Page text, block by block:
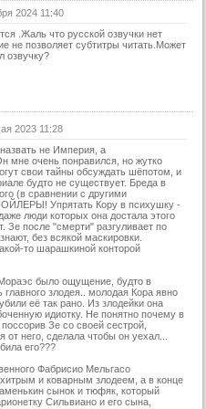
2024 11:40
.Жаль что русской озвучки нет
не позволяет субтитры читать.Может
озвучку?
2023 11:28
не Империя, а
мне очень понравился, но жутко
свои тайны обсуждать шёпотом, и
будто не существует. Бреда в
(в сравнении с другими
Упрятать Кору в психушку -
люди которых она достала этого
Зе после "смерти" разгуливает по
без всякой маскировки.
то шарашкиной конторой
было ощущение, будто в
главного злодея.. молодая Кора явно
её так рано. Из злодейки она
идиотку. Не понятно почему в
Зе со своей сестрой,
от него, сделала чтобы он уехал...
его???
Фабрисио Мельгасо
и коварным злодеем, а в конце
сынок и тюфяк, который
Сильвиано и его сына,